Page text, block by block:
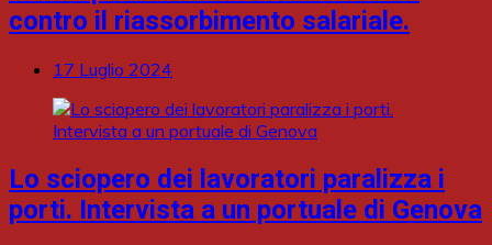
contro il riassorbimento salariale.
17 Luglio 2024
Lo sciopero dei lavoratori paralizza i
porti. Intervista a un portuale di Genova